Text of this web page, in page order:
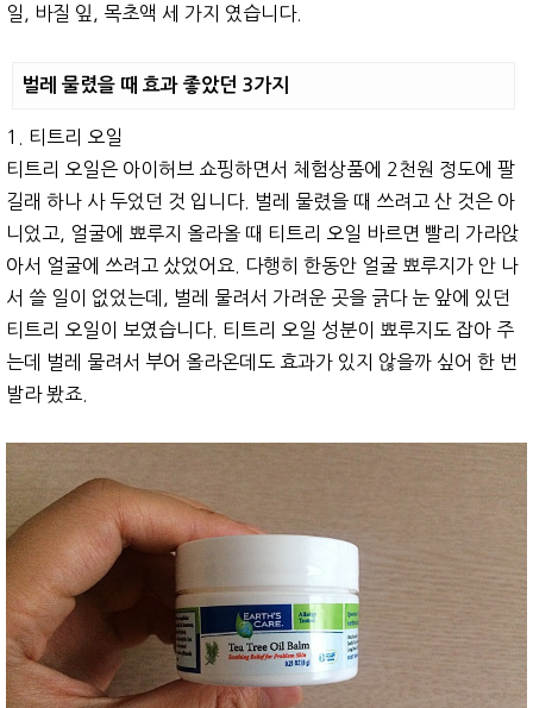
일, 바질 잎, 목초액 세 가지 였습니다.
벌레 물렸을 때 효과 좋았던 3가지
1. 티트리 오일
티트리 오일은 아이허브 쇼핑하면서 체험상품에 2천원 정도에 팔
길래 하나 사 두었던 것 입니다. 벌레 물렸을 때 쓰려고 산 것은 아
니었고, 얼굴에 뾰루지 올라올 때 티트리 오일 바르면 빨리 가라앉
아서 얼굴에 쓰려고 샀었어요. 다행히 한동안 얼굴 뾰루지가 안 나
서 쓸 일이 없었는데, 벌레 물려서 가려운 곳을 긁다 눈 앞에 있던
티트리 오일이 보였습니다. 티트리 오일 성분이 뾰루지도 잡아 주
는데 벌레 물려서 부어 올라온데도 효과가 있지 않을까 싶어 한 번
발라 봤죠.